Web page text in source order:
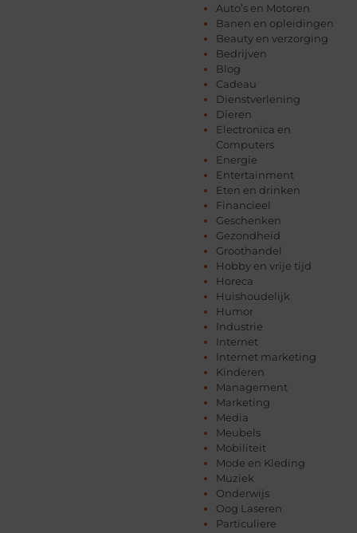
Auto’s en Motoren
Banen en opleidingen
Beauty en verzorging
Bedrijven
Blog
Cadeau
Dienstverlening
Dieren
Electronica en
Computers
Energie
Entertainment
Eten en drinken
Financieel
Geschenken
Gezondheid
Groothandel
Hobby en vrije tijd
Horeca
Huishoudelijk
Humor
Industrie
Internet
Internet marketing
Kinderen
Management
Marketing
Media
Meubels
Mobiliteit
Mode en Kleding
Muziek
Onderwijs
Oog Laseren
Particuliere